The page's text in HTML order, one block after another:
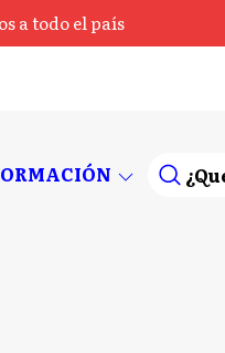
a todo el país